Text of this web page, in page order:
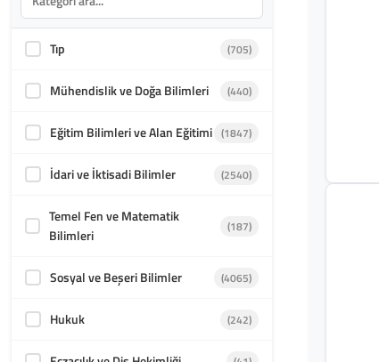
Tıp (705)
Mühendislik ve Doğa Bilimleri (440)
Eğitim Bilimleri ve Alan Eğitimi (1847)
İdari ve İktisadi Bilimler (2540)
Temel Fen ve Matematik
Bilimleri
(187)
Sosyal ve Beşeri Bilimler (4065)
Hukuk (242)